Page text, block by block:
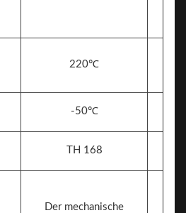
220℃
-50℃
TH 168
Der mechanische